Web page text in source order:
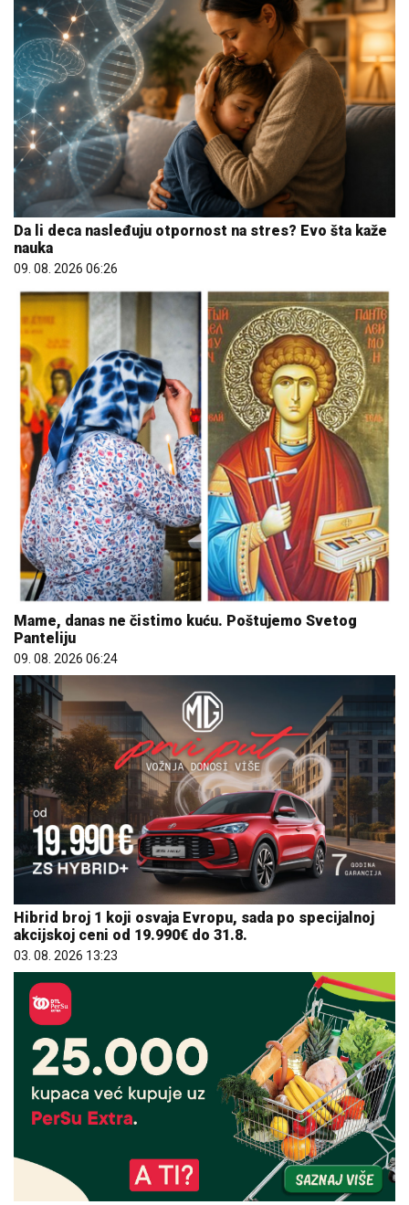
Da li deca nasleđuju otpornost na stres? Evo šta kaže
nauka
09. 08. 2026 06:26
Mame, danas ne čistimo kuću. Poštujemo Svetog
Panteliju
09. 08. 2026 06:24
Hibrid broj 1 koji osvaja Evropu, sada po specijalnoj
akcijskoj ceni od 19.990€ do 31.8.
03. 08. 2026 13:23